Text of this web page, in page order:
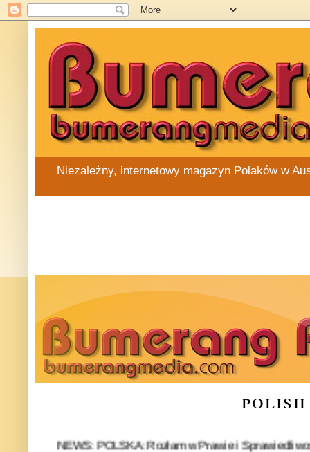
Niezależny, internetowy magazyn Polaków w
NEWS: POLSKA: Rozłam w Prawie i Sprawiedliwości